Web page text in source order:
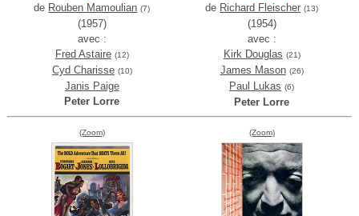
de Rouben Mamoulian (7)
(1957)
avec :
Fred Astaire (12)
Cyd Charisse (10)
Janis Paige
Peter Lorre
de Richard Fleischer (13)
(1954)
avec :
Kirk Douglas (21)
James Mason (26)
Paul Lukas (6)
Peter Lorre
(Zoom) (Zoom)